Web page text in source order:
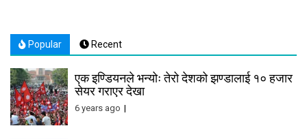
Popular Recent
एक इण्डियनले भन्योः तेरो देशको झण्डालाई १० हजार
सेयर गराएर देखा
6 years ago